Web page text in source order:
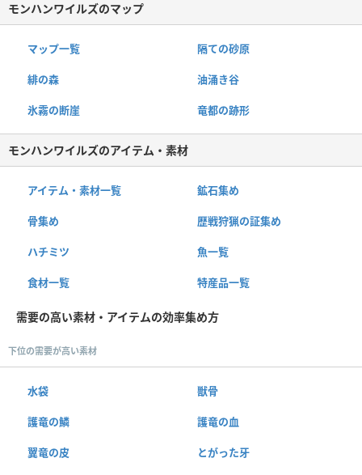
モンハンワイルズのマップ
マップ一覧 隔ての砂原
緋の森 油涌き谷
氷霧の断崖 竜都の跡形
モンハンワイルズのアイテム・素材
アイテム・素材一覧 鉱石集め
骨集め 歴戦狩猟の証集め
ハチミツ 魚一覧
食材一覧 特産品一覧
需要の高い素材・アイテムの効率集め方
下位の需要が高い素材
水袋 獣骨
護竜の鱗 護竜の血
翼竜の皮 とがった牙